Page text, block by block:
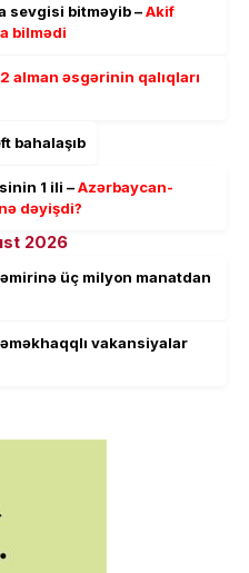
sevgisi bitməyib –Akif
bilmədi
2 alman əsgərinin qalıqları
bahalaşıb
1 ili –Azərbaycan-
dəyişdi?
2026
üç milyon manatdan
vakansiyalar